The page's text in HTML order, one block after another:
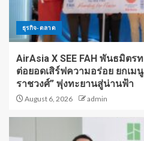
ธุรกิจ-ตลาด
AirAsia X SEE FAH พันธมิตร
ต่อยอดเสิร์ฟความอร่อย ยกเม
ราชวงศ์” พุ่งทะยานสู่น่านฟ้า
August 6, 2026 admin